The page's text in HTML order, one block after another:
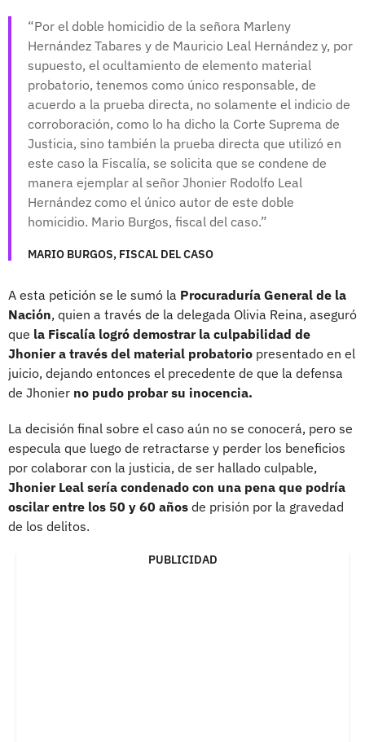
Por el doble homicidio de la señora Marleny
Hernández Tabares y de Mauricio Leal Hernández y, por
supuesto, el ocultamiento de elemento material
probatorio, tenemos como único responsable, de
acuerdo a la prueba directa, no solamente el indicio de
corroboración, como lo ha dicho la Corte Suprema de
Justicia, sino también la prueba directa que utilizó en
este caso la Fiscalía, se solicita que se condene de
manera ejemplar al señor Jhonier Rodolfo Leal
Hernández como el único autor de este doble
homicidio. Mario Burgos, fiscal del caso.
MARIO BURGOS, FISCAL DEL CASO
A esta petición se le sumó la Procuraduría General de la
Nación, quien a través de la delegada Olivia Reina, aseguró
que la Fiscalía logró demostrar la culpabilidad de
Jhonier a través del material probatorio presentado en el
juicio, dejando entonces el precedente de que la defensa
de Jhonier no pudo probar su inocencia.
La decisión final sobre el caso aún no se conocerá, pero se
especula que luego de retractarse y perder los beneficios
por colaborar con la justicia, de ser hallado culpable,
Jhonier Leal sería condenado con una pena que podría
oscilar entre los 50 y 60 años de prisión por la gravedad
de los delitos.
PUBLICIDAD